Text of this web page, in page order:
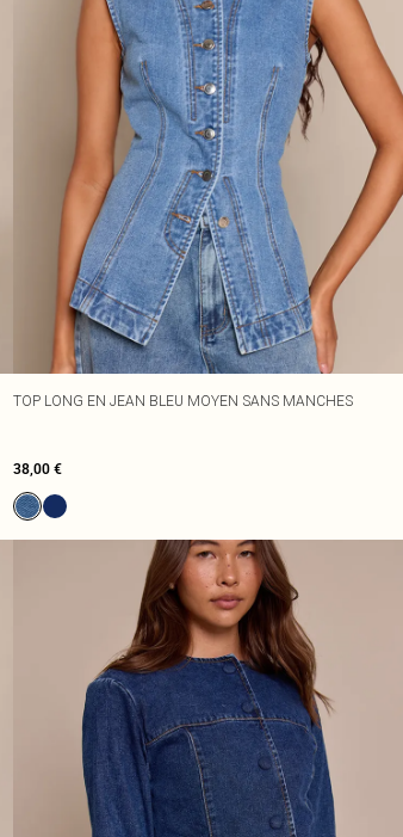
TOP LONG EN JEAN BLEU MOYEN SANS MANCHES
38,00 €